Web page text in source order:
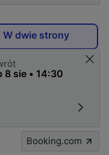
W dwie strony
Booking.com